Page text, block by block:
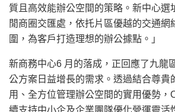
質且高效能辦公空間的策略。新中心選
閒商圈交匯處，依托片區優越的交通網
圍，為客戶打造理想的辦公據點。」
新商務中心6 月的落成，正回應了九龍
公方案日益增長的需求。透過結合尊貴
用、全方位管理辦公空間的實用優勢，
續支持中小企及企業團隊優化營運靈活